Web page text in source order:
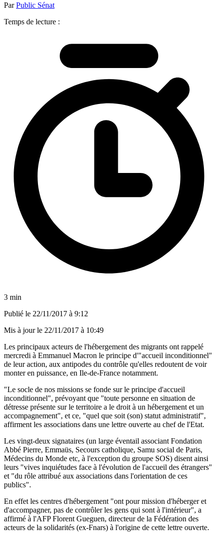
ParPublic Sénat
Temps de lecture :
3 min
Publié le 22/11/2017 à 9:12
Mis à jour le 22/11/2017 à 10:49
Les principaux acteurs de l'hébergement des migrants ont rappelé
mercredi à Emmanuel Macron le principe d'"accueil inconditionnel"
de leur action, aux antipodes du contrôle qu'elles redoutent de voir
monter en puissance, en Ile-de-France notamment.
"Le socle de nos missions se fonde sur le principe d'accueil
inconditionnel", prévoyant que "toute personne en situation de
détresse présente sur le territoire a le droit à un hébergement et un
accompagnement", et ce, "quel que soit (son) statut administratif",
affirment les associations dans une lettre ouverte au chef de l'Etat.
Les vingt-deux signataires (un large éventail associant Fondation
Abbé Pierre, Emmaüs, Secours catholique, Samu social de Paris,
Médecins du Monde etc, à l'exception du groupe SOS) disent ainsi
leurs "vives inquiétudes face à l'évolution de l'accueil des étrangers"
et "du rôle attribué aux associations dans l'orientation de ces
publics".
En effet les centres d'hébergement "ont pour mission d'héberger et
d'accompagner, pas de contrôler les gens qui sont à l'intérieur", a
affirmé à l'AFP Florent Gueguen, directeur de la Fédération des
acteurs de la solidarités (ex-Fnars) à l'origine de cette lettre ouverte.